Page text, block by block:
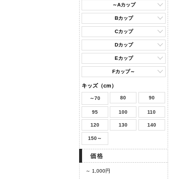
～Aカップ
Bカップ
Cカップ
Dカップ
Eカップ
Fカップ～
キッズ（cm）
～70 80 90
95 100 110
120 130 140
150～
～ 1,000円